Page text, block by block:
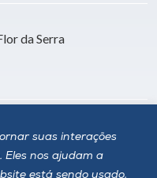
suas interações
Eles nos ajudam a
está sendo usado,
da Serra